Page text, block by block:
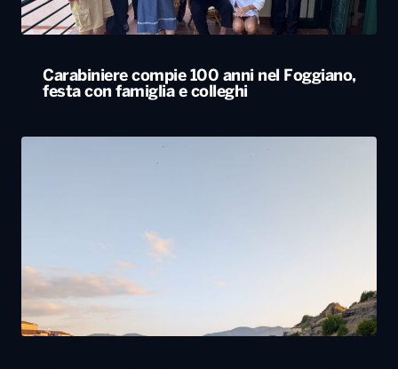
Carabiniere compie 100 anni nel Foggiano,
festa con famiglia e colleghi